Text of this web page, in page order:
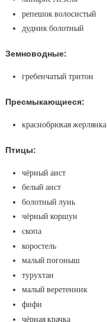
репешок волосистый
дудник болотный
Земноводные:
гребенчатый тритон
Пресмыкающиеся:
краснобрюхая жерлянка
Птицы:
чёрный аист
белый аист
болотный лунь
чёрный коршун
скопа
коростель
малый погоныш
турухтан
малый веретенник
фифи
чёрная крачка